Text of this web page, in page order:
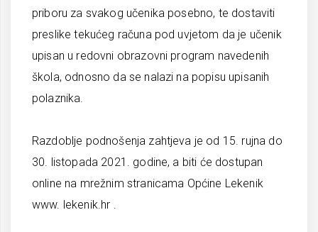
priboru za svakog učenika posebno, te dostaviti
preslike tekućeg računa pod uvjetom da je učenik
upisan u redovni obrazovni program navedenih
škola, odnosno da se nalazi na popisu upisanih
polaznika.
Razdoblje podnošenja zahtjeva je od 15. rujna do
30. listopada 2021. godine, a biti će dostupan
online na mrežnim stranicama Općine Lekenik
www. lekenik.hr .